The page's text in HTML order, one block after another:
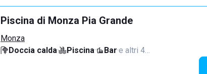
Piscina di Monza Pia Grande
Monza
Doccia calda· Piscina· Bar·e altri 4…